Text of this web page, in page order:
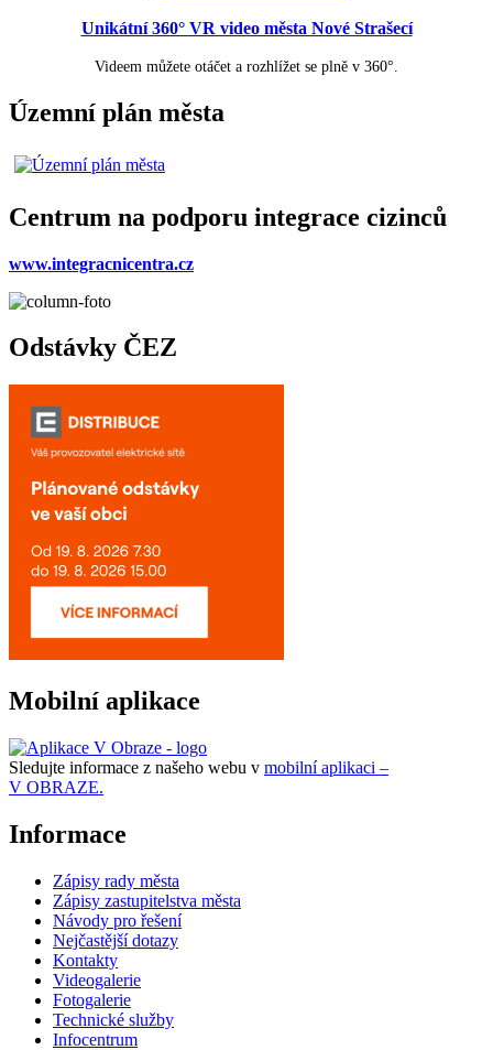
Unikátní 360° VR video města Nové Strašecí
Videem můžete otáčet a rozhlížet se plně v 360°.
Územní plán města
Centrum na podporu integrace cizinců
www.integracnicentra.cz
Odstávky ČEZ
Mobilní aplikace
Sledujte informace z našeho webu v mobilní aplikaci –
V OBRAZE.
Informace
Zápisy rady města
Zápisy zastupitelstva města
Návody pro řešení
Nejčastější dotazy
Kontakty
Videogalerie
Fotogalerie
Technické služby
Infocentrum